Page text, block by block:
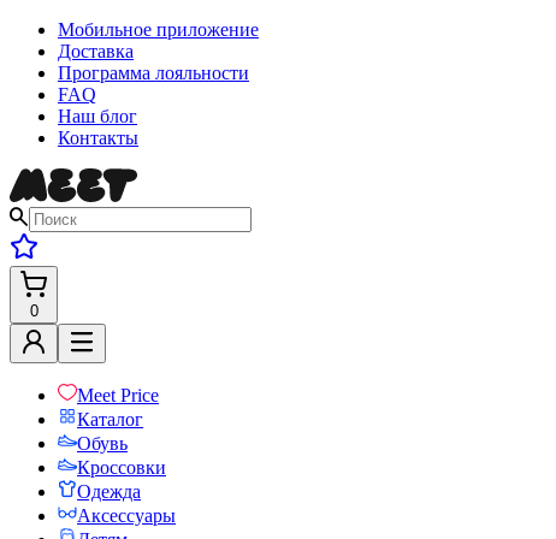
Мобильное приложение
Доставка
Программа лояльности
FAQ
Наш блог
Контакты
0
Meet Price
Каталог
Обувь
Кроссовки
Одежда
Аксессуары